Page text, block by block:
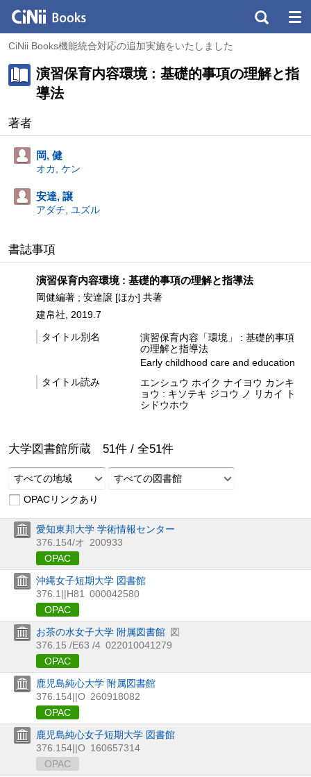
CiNii Books機能統合対応の追加実施をいたしました
演習保育内容環境 : 基礎的事項の理解と指
導法
著者
岡, 健
オカ, ケン
安達, 譲
アダチ, ユズル
書誌事項
演習保育内容環境 : 基礎的事項の理解と指導法
岡健編著 ; 安達譲 [ほか] 共著
建帛社, 2019.7
タイトル別名
演習保育内容「環境」 : 基礎的事項
の理解と指導法
Early childhood care and education
タイトル読み
エンシュウ ホイク ナイヨウ カンキ
ョウ : キソテキ ジコウ ノ リカイ ト
シドウホウ
大学図書館所蔵 51件 / 全51件
すべての地域
すべての図書館
OPACリンクあり
愛知東邦大学 学術情報センター
376.154/オ 200933
OPAC
沖縄女子短期大学 図書館
376.1||H81
000042580
OPAC
お茶の水女子大学 附属図書館 図
376.15 /E63 /4 022010041279
OPAC
鹿児島純心大学 附属図書館
376.154||O 260918082
OPAC
鹿児島純心女子短期大学 図書館
376.154||O 160657314
OPAC